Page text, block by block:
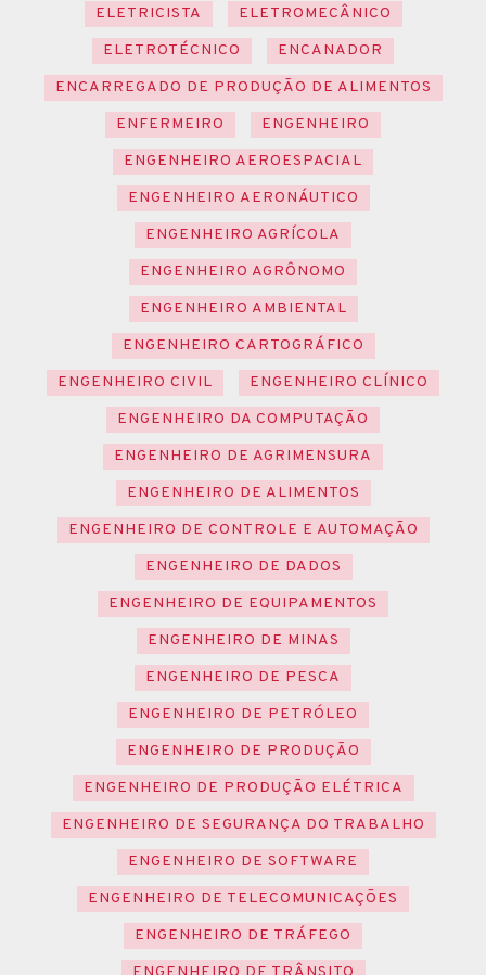
ELETRICISTA
ELETROMECÂNICO
ELETROTÉCNICO
ENCANADOR
ENCARREGADO DE PRODUÇÃO DE ALIMENTOS
ENFERMEIRO
ENGENHEIRO
ENGENHEIRO AEROESPACIAL
ENGENHEIRO AERONÁUTICO
ENGENHEIRO AGRÍCOLA
ENGENHEIRO AGRÔNOMO
ENGENHEIRO AMBIENTAL
ENGENHEIRO CARTOGRÁFICO
ENGENHEIRO CIVIL
ENGENHEIRO CLÍNICO
ENGENHEIRO DA COMPUTAÇÃO
ENGENHEIRO DE AGRIMENSURA
ENGENHEIRO DE ALIMENTOS
ENGENHEIRO DE CONTROLE E AUTOMAÇÃO
ENGENHEIRO DE DADOS
ENGENHEIRO DE EQUIPAMENTOS
ENGENHEIRO DE MINAS
ENGENHEIRO DE PESCA
ENGENHEIRO DE PETRÓLEO
ENGENHEIRO DE PRODUÇÃO
ENGENHEIRO DE PRODUÇÃO ELÉTRICA
ENGENHEIRO DE SEGURANÇA DO TRABALHO
ENGENHEIRO DE SOFTWARE
ENGENHEIRO DE TELECOMUNICAÇÕES
ENGENHEIRO DE TRÁFEGO